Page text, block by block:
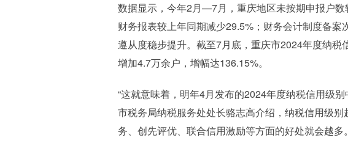
数据显示，今年2月—7月，重庆地区未按期申报户
财务报表较上年同期减少29.5%；财务会计制度备案
遵从度稳步提升。截至7月底，重庆市2024年度纳
增加4.7万余户，增幅达136.15%。
“这就意味着，明年4月发布的2024年度纳税信用级
市税务局纳税服务处处长骆志高介绍，纳税信用级
务、创先评优、联合信用激励等方面的好处就会越多。